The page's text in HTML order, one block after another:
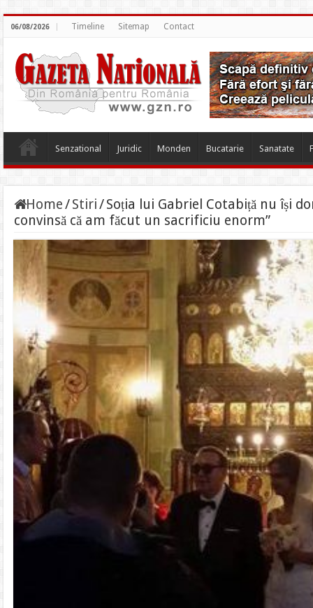
06/08/2026 Timeline Sitemap Contact
Senzational Juridic Monden Bucatarie Sanatate
Home/Stiri/Soția lui Gabriel Cotabiță nu își
convinsă că am făcut un sacrificiu enorm”